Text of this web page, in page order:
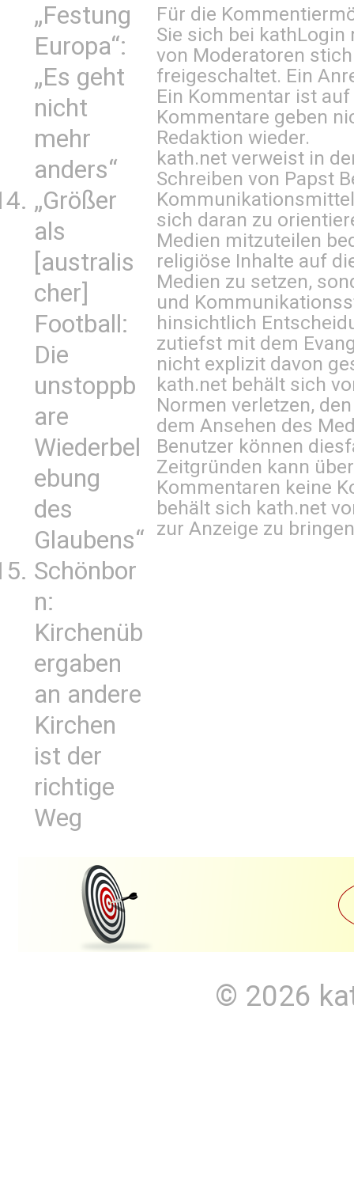
„Festung
Europa“:
„Es geht
nicht
mehr
anders“
„Größer
als
[australis
cher]
Football:
Die
unstoppb
are
Wiederbel
ebung
des
Glaubens“
Schönbor
n:
Kirchenüb
ergaben
an andere
Kirchen
ist der
richtige
Weg
Für die
Sie sich bei kathLogin
von Moderatoren
freigeschaltet. Ein
Ein Kommentar ist
Kommentare geben
Redaktion wieder.
kath.net verweist in
Schreiben von Papst
sich daran zu
Medien mitzuteilen
religiöse Inhalte auf
Medien zu setzen,
und
hinsichtlich
zutiefst mit dem
nicht explizit davon
kath.net behält sich
Normen verletzen,
dem Ansehen des
Benutzer können
Zeitgründen kann
Kommentaren keine
behält sich kath.net
zur Anzeige zu
© 2026